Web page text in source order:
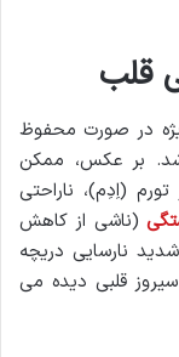
قلب
در صورت محفوظ
بر عکس، ممکن
(اِدِم)، ناراحتی
(ناشی از کاهش
نارسایی دریچه
قلبی دیده می